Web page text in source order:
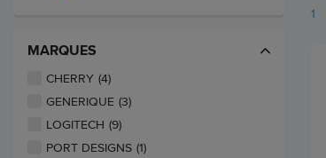
MARQUES
CHERRY (4)
GENERIQUE (3)
LOGITECH (9)
PORT DESIGNS (1)
1